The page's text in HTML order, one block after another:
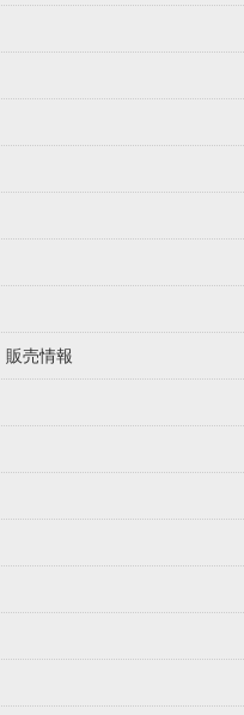
販売情報